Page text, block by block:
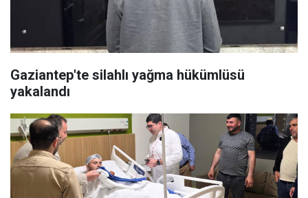
Gaziantep'te silahlı yağma hükümlüsü
yakalandı